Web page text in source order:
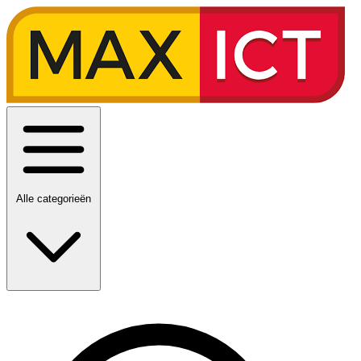
Alle categorieën